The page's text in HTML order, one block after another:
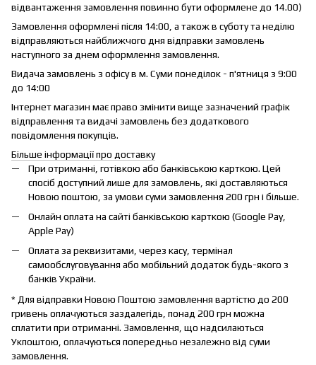
відвантаження замовлення повинно бути оформлене до 14.00)
Замовлення оформлені після 14:00, а також в суботу та неділю
відправляються найближчого дня відправки замовлень
наступного за днем оформлення замовлення.
Видача замовлень з офісу в м. Суми понеділок - п'ятниця з 9:00
до 14:00
Інтернет магазин має право змінити вище зазначений графік
відправлення та видачі замовлень без додаткового
повідомлення покупців.
Більше інформації про доставку
При отриманні, готівкою або банківською карткою. Цей
спосіб доступний лише для замовлень, які доставляються
Новою поштою, за умови суми замовлення 200 грн і більше.
Онлайн оплата на сайті банківською карткою (Google Pay,
Apple Pay)
Оплата за реквизитами, через касу, термінал
самообслуговування або мобільний додаток будь-якого з
банків України.
* Для відправки Новою Поштою замовлення вартістю до 200
гривень оплачуються заздалегідь, понад 200 грн можна
сплатити при отриманні. Замовлення, що надсилаються
Укпоштою, оплачуються попередньо незалежно від суми
замовлення.